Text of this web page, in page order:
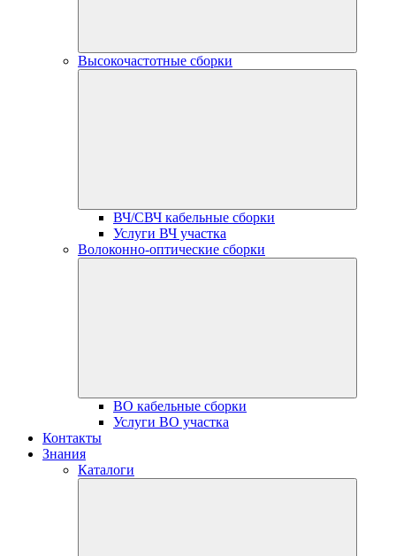
Высокочастотные сборки
ВЧ/СВЧ кабельные сборки
Услуги ВЧ участка
Волоконно-оптические сборки
ВО кабельные сборки
Услуги ВО участка
Контакты
Знания
Каталоги